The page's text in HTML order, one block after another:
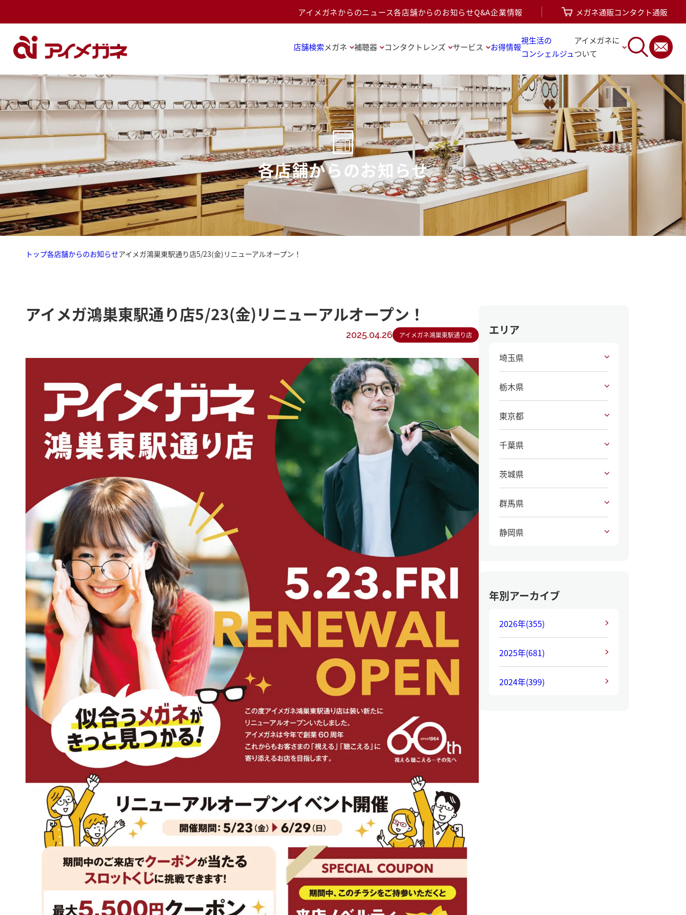
アイメガネからのニュース各店舗からのお知らせQ&A企業情報 メガネ通販コンタクト通販
店舗検索メガネ 補聴器 コンタクトレンズ サービス お得情報
視生活の
コンシェルジュ
アイメガネに
ついて
各店舗からのお知らせ
トップ各店舗からのお知らせアイメガ鴻巣東駅通り店5/23(金)リニューアルオープン！
アイメガ鴻巣東駅通り店5/23(金)リニューアルオープン！
2025.04.26 アイメガネ鴻巣東駅通り店 エリア
埼玉県
栃木県
東京都
千葉県
茨城県
群馬県
静岡県
年別アーカイブ
2026年(355)
2025年(681)
2024年(399)